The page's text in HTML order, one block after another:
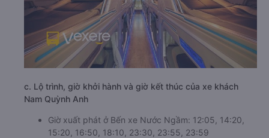
c. Lộ trình, giờ khởi hành và giờ kết thúc của xe khách
Nam Quỳnh Anh
Giờ xuất phát ở Bến xe Nước Ngầm: 12:05, 14:20,
15:20, 16:50, 18:10, 23:30, 23:55, 23:59